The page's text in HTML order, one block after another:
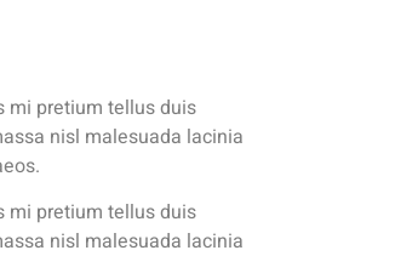
mi pretium tellus duis
nisl malesuada lacinia
mi pretium tellus duis
nisl malesuada lacinia